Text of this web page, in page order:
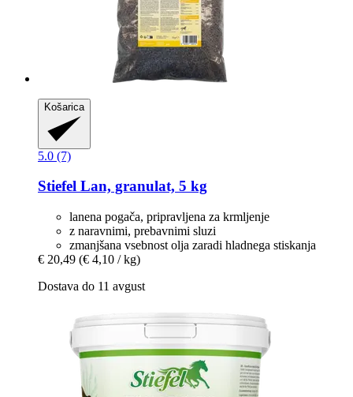
Košarica
5.0 (7)
Stiefel Lan, granulat, 5 kg
lanena pogača, pripravljena za krmljenje
z naravnimi, prebavnimi sluzi
zmanjšana vsebnost olja zaradi hladnega stiskanja
€ 20,49 (€ 4,10 / kg)
Dostava do 11 avgust